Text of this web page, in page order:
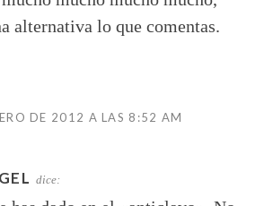
alternativa lo que comentas.
DE 2012 A LAS 8:52 AM
dice: